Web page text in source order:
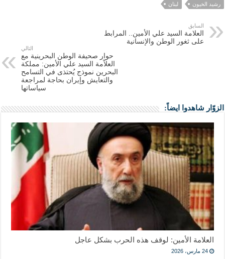
رشيد الخيون
لبنان
السابق
العلامة السيد علي الأمين.. المرابط
على ثغور الوطن والإنسانية
التالي
حوار صحيفة الوطن البحرينية مع
العلاّمة السيد علي الأمين: مملكة
البحرين نموذج يُحتذى في التسامح
والتعايش وإيران بحاجة لمراجعة
سياساتها
الزوّار شاهدوا ايضاً:
العلامة الأمين: لوقف هذه الحرب بشكل عاجل
24 مارس، 2026